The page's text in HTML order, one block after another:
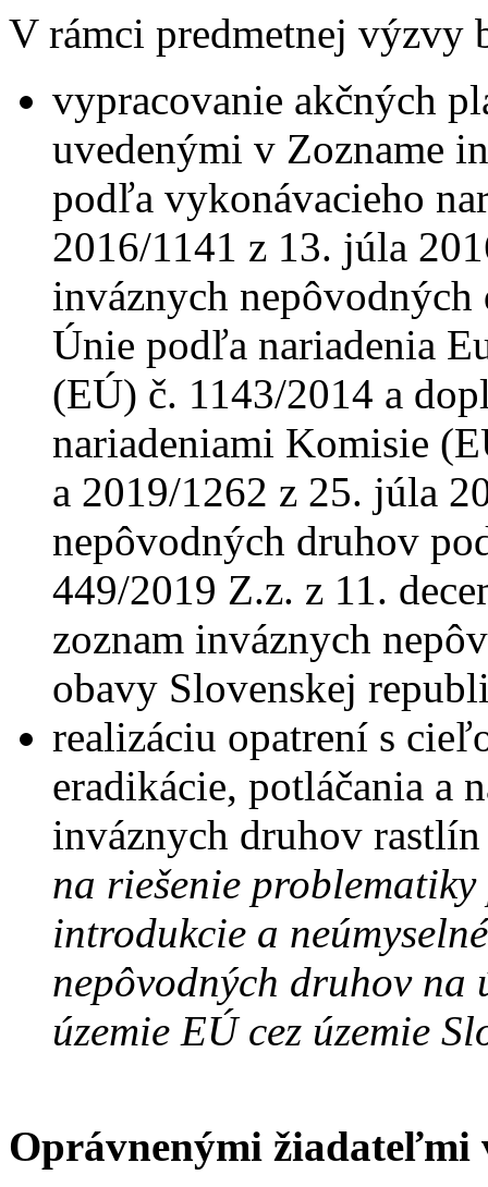
V rámci predmetnej výzvy
vypracovanie akčných
uvedenými v Zozname
podľa vykonávacieho
2016/1141 z 13. júla
inváznych
Únie podľa nariadenia
(EÚ) č. 1143/2014 a
nariadeniami Komisie
a 2019/1262 z 25. júla
nepôvodných druhov
449/2019 Z.z. z 11.
zoznam inváznych
obavy Slovenskej
realizáciu opatrení s
eradikácie, potláčania a
inváznych druhov
na riešenie
introdukcie a
nepôvodných druhov na
územie EÚ cez územie
Oprávnenými žiadateľmi